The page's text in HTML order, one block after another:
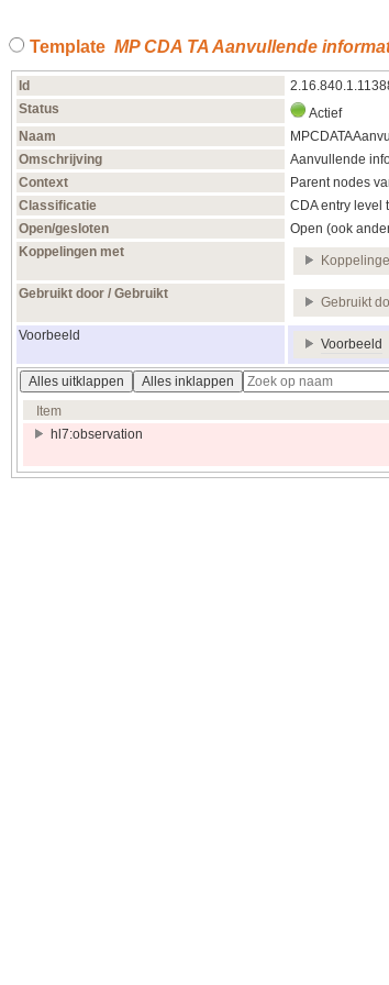
Template MP CDA TA Aanvullende
Id
Status
Actief
Naam
Omschrijving
Aanvullende
Context
Parent nodes
Classificatie
CDA entry level
Open/gesloten
Open (ook
Koppelingen met
Gebruikt door / Gebruikt
Gebruikt
Voorbeeld
Voorbeeld
Alles uitklappen
Alles inklappen
Item
hl7:observation